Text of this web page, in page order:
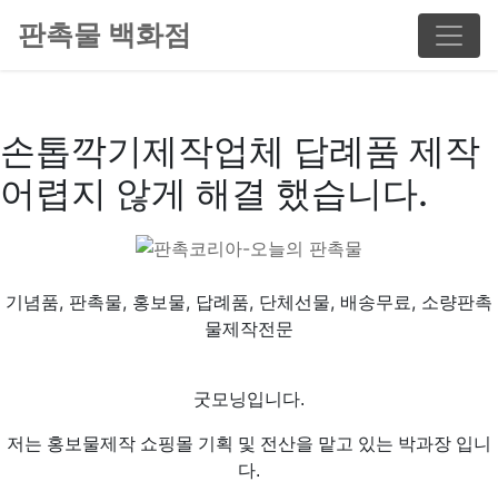
판촉물 백화점
손톱깍기제작업체 답례품 제작
어렵지 않게 해결 했습니다.
기념품, 판촉물, 홍보물, 답례품, 단체선물, 배송무료, 소량판촉
물제작전문
굿모닝입니다.
저는 홍보물제작 쇼핑몰 기획 및 전산을 맡고 있는 박과장 입니
다.